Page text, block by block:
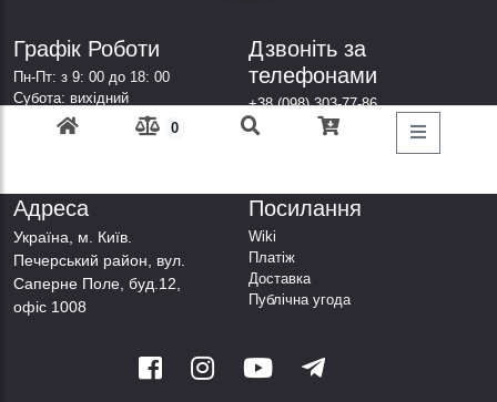
0
Графік Роботи
Пн-Пт: з 9: 00 до 18: 00
Субота: вихідний
Неділя: вихідний
Дзвоніть за
телефонами
+38 (098) 303-77-86
+38 (067) 447-44-88
Адреса
Українa, м. Київ.
Печерський район, вул.
Саперне Поле, буд.12,
офіс 1008
Посилання
Wiki
Платіж
Доставка
Публічна угода